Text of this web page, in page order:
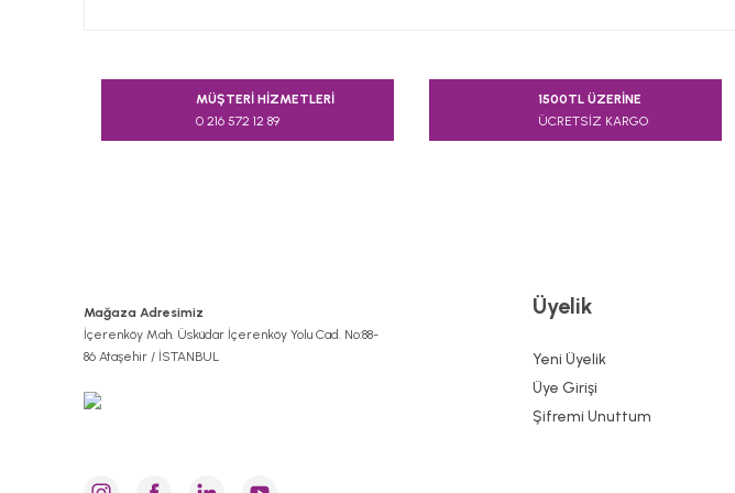
Bu ürünün fiyat bilgisi, resim, ürün açıklamalarında ve diğer konularda yetersiz
Görüş ve önerileriniz için teşekkür ederiz.
MÜŞTERİ HİZMETLERİ
0 216 572 12 89
1500TL ÜZERİNE
ÜCRETSİZ KARGO
Mağaza Adresimiz
İçerenköy Mah. Üsküdar İçerenköy Yolu Cad. No:88-
86 Ataşehir / İSTANBUL
Üyelik
Yeni Üyelik
Üye Girişi
Şifremi Unuttum